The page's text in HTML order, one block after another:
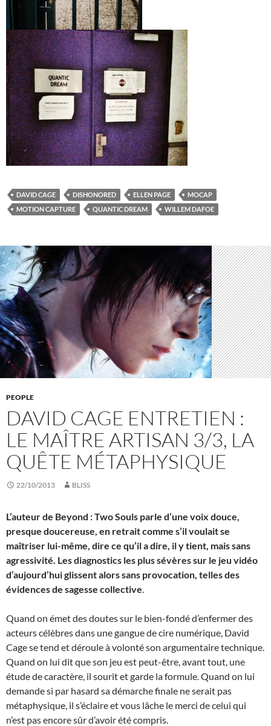
DAVID CAGE DISHONORED ELLEN PAGE
MOCAP
MOTION CAPTURE
QUANTIC DREAM WILLEM DAFOE
PEOPLE
DAVID CAGE ENTRETIEN :
LE MAÎTRE ARTISAN 3/3, LA
QUÊTE MÉTAPHYSIQUE
22/10/2013 BLISS
L’auteur de Beyond : Two Souls parle d’une voix douce,
presque doucereuse, en retrait comme s’il voulait se
maîtriser lui-même, dire ce qu’il a dire, il y tient, mais sans
agressivité. Les diagnostics les plus sévères sur le jeu vidéo
d’aujourd’hui glissent alors sans provocation, telles des
évidences de sagesse collective.
Quand on émet des doutes sur le bien-fondé d’enfermer des
acteurs célèbres dans une gangue de cire numérique, David
Cage se tend et déroule à volonté son argumentaire technique.
Quand on lui dit que son jeu est peut-être, avant tout, une
étude de caractère, il sourit et garde la formule. Quand on lui
demande si par hasard sa démarche finale ne serait pas
métaphysique, il s’éclaire et vous lâche le merci de celui qui
n’est pas encore sûr d’avoir été compris.